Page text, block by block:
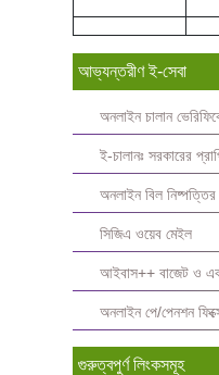
আভ্যন্তরীণ ই-সেবা
অনলাইন চালান
ই-চালানঃ সরকারের
অনলাইন বিল
সিজিএ ওয়েব মেইল
আইবাস++ বাজেট ও
অনলাইন পে/পেনশন
গুরুত্বপুর্ণ লিংকসমূহ